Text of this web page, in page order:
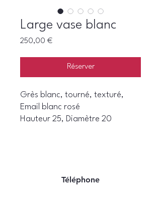
Large vase blanc
250,00 €Prix
Réserver
Grès blanc, tourné, texturé,
Email blanc rosé
Hauteur 25, Diamètre 20
Téléphone